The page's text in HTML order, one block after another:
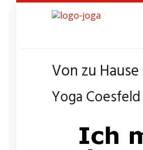
Von zu
Yoga